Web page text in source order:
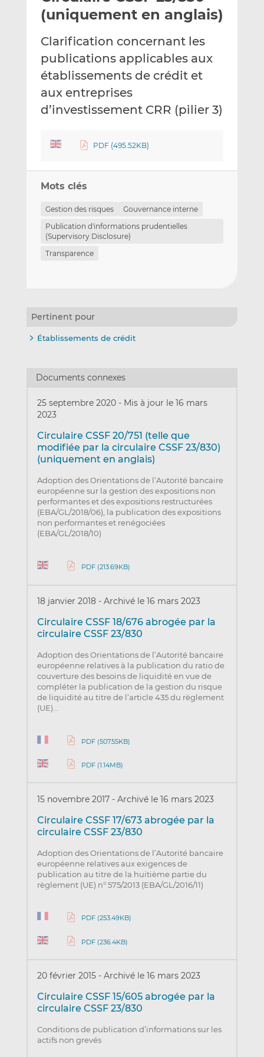
e
r
p
r
e
m
g
e
r
u
r
L
e
I
g
e
r
u
r
b
o
(uniquement en anglais)
Clarification concernant les
publications applicables aux
établissements de crédit et
aux entreprises
d’investissement CRR (pilier 3)
PDF (495.52KB)
Mots clés
Gestion des risques
Gouvernance interne
Publication d'informations prudentielles
(Supervisory Disclosure)
Transparence
Pertinent pour
Établissements de crédit
Documents connexes
25 septembre 2020 - Mis à jour le 16 mars
2023
Circulaire CSSF 20/751 (telle que
modifiée par la circulaire CSSF 23/830)
(uniquement en anglais)
Adoption des Orientations de l’Autorité bancaire
européenne sur la gestion des expositions non
performantes et des expositions restructurées
(EBA/GL/2018/06), la publication des expositions
non performantes et renégociées
(EBA/GL/2018/10)
PDF (213.69KB)
18 janvier 2018 - Archivé le 16 mars 2023
Circulaire CSSF 18/676 abrogée par la
circulaire CSSF 23/830
Adoption des Orientations de l’Autorité bancaire
européenne relatives à la publication du ratio de
couverture des besoins de liquidité en vue de
compléter la publication de la gestion du risque
de liquidité au titre de l’article 435 du règlement
(UE)…
PDF (507.55KB)
PDF (1.14MB)
15 novembre 2017 - Archivé le 16 mars 2023
Circulaire CSSF 17/673 abrogée par la
circulaire CSSF 23/830
Adoption des Orientations de l’Autorité bancaire
européenne relatives aux exigences de
publication au titre de la huitième partie du
règlement (UE) n° 575/2013 (EBA/GL/2016/11)
PDF (253.49KB)
PDF (236.4KB)
20 février 2015 - Archivé le 16 mars 2023
Circulaire CSSF 15/605 abrogée par la
circulaire CSSF 23/830
Conditions de publication d’informations sur les
actifs non grevés